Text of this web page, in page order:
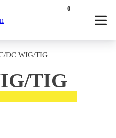
0
DC WIG/TIG
TIG